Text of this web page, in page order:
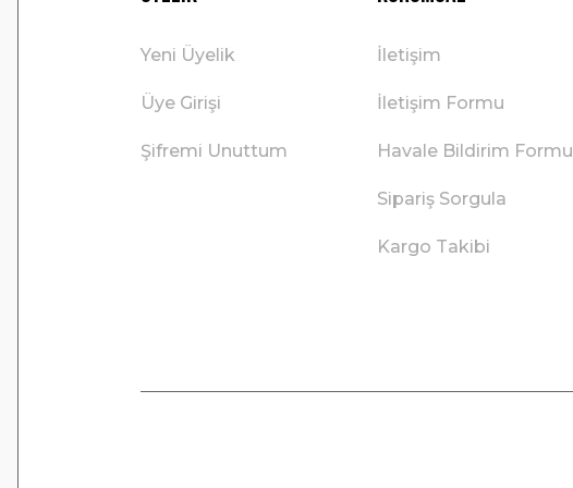
Yeni Üyelik
Üye Girişi
Şifremi Unuttum
İletişim
İletişim Formu
Havale Bildirim Formu
Sipariş Sorgula
Kargo Takibi